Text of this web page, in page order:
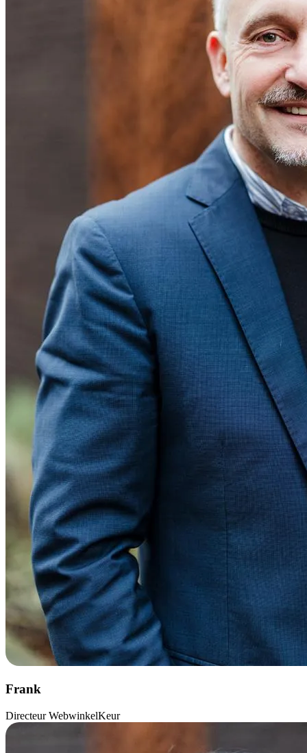
Frank
Directeur WebwinkelKeur